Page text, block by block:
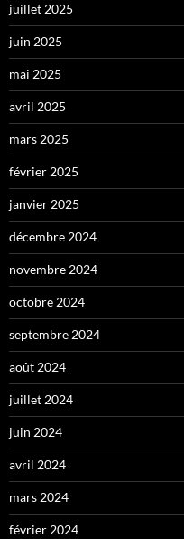
juillet 2025
juin 2025
mai 2025
avril 2025
mars 2025
février 2025
janvier 2025
décembre 2024
novembre 2024
octobre 2024
septembre 2024
août 2024
juillet 2024
juin 2024
avril 2024
mars 2024
février 2024